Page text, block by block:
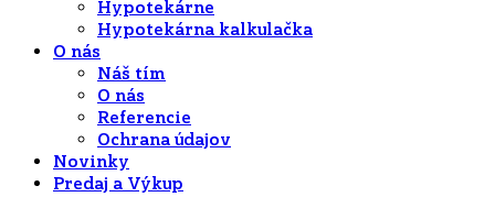
Hypotekárne
Hypotekárna kalkulačka
O nás
Náš tím
O nás
Referencie
Ochrana údajov
Novinky
Predaj a Výkup